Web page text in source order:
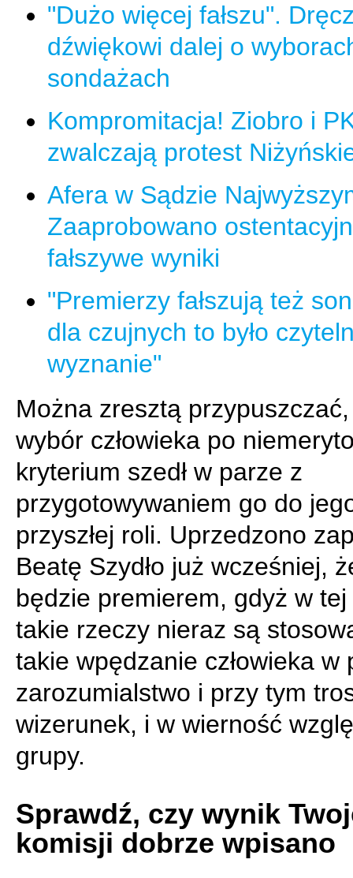
"Dużo więcej fałszu".
dźwiękowi dalej o
sondażach
Kompromitacja! Ziobro i
zwalczają protest
Afera w Sądzie
Zaaprobowano
fałszywe wyniki
"Premierzy fałszują też
dla czujnych to było
wyznanie"
Można zresztą
wybór człowieka po
kryterium szedł w parze z
przygotowywaniem go do
przyszłej roli. Uprzedzono
Beatę Szydło już wcześniej,
będzie premierem, gdyż w
takie rzeczy nieraz są
takie wpędzanie człowieka w
zarozumialstwo i przy tym
wizerunek, i w wierność
grupy.
Sprawdź, czy wynik
komisji dobrze wpisano